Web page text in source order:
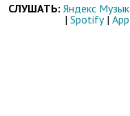
СЛУШАТЬ: Яндекс
| Spotify|